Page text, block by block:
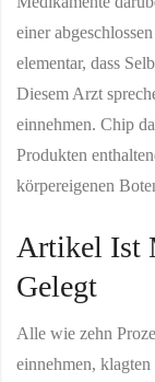
einer
elementar, dass
Diesem Arzt
einnehmen. Chip
Produkten
körpereigenen
Artikel Ist
Gelegt
Alle wie zehn
einnehmen,